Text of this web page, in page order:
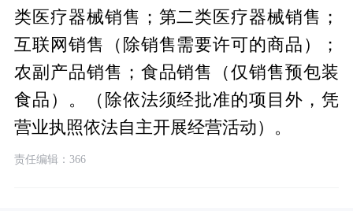
类医疗器械销售；第二类医疗器械销售；
互联网销售（除销售需要许可的商品）；
农副产品销售；食品销售（仅销售预包装
食品）。（除依法须经批准的项目外，凭
营业执照依法自主开展经营活动）。
责任编辑：366